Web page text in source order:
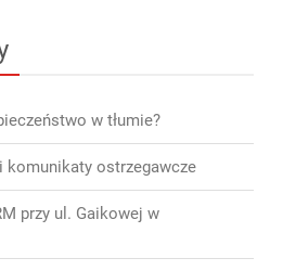
w tłumie?
komunikaty ostrzegawcze
przy ul. Gaikowej w